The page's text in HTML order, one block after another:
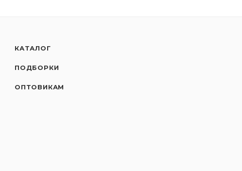
КАТАЛОГ
ПОДБОРКИ
ОПТОВИКАМ